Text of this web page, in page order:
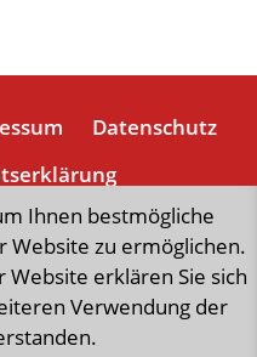
Datenschutz
Initiative der Stadt Wien,
Aktivitäten
Ressourcen und
Ihnen bestmögliche
Website zu ermöglichen.
erklären Sie sich
Verwendung der